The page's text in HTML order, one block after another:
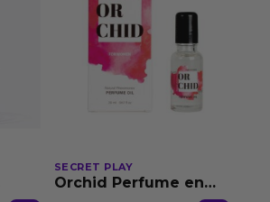
SECRET PLAY
Orchid Perfume en